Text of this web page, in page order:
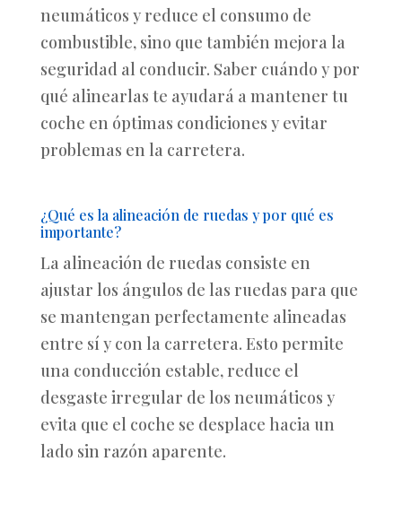
neumáticos y reduce el consumo de
combustible, sino que también mejora la
seguridad al conducir. Saber cuándo y por
qué alinearlas te ayudará a mantener tu
coche en óptimas condiciones y evitar
problemas en la carretera.
¿Qué es la alineación de ruedas y por qué es
importante?
La alineación de ruedas consiste en
ajustar los ángulos de las ruedas para que
se mantengan perfectamente alineadas
entre sí y con la carretera. Esto permite
una conducción estable, reduce el
desgaste irregular de los neumáticos y
evita que el coche se desplace hacia un
lado sin razón aparente.